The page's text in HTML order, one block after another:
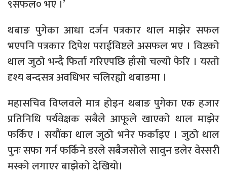
९सफल० भएँ ।’
थबाङ पुगेका आधा दर्जन पत्रकार थाल माझेर सफल
भएपनि पत्रकार दिपेश पराईविष्टले असफल भए । विष्टको
थाल जुठो भन्दै फिर्ता गरिएपछि हाँसो चल्यो फेरि । यस्तो
दृश्य बन्दसत्र अवधिभर चलिरह्यो थबाङमा ।
महासचिव विप्लवले मात्र होइन थबाङ पुगेका एक हजार
प्रतिनिधि पर्यवेक्षक सबैले आफूले खाएको थाल माझेर
फर्किए । सयौंका थाल जुठो भनेर फर्काइए । जुठो थाल
पुनः सफा गर्न फर्किने डरले सबैजसोले सावुन डलेर वेस्सरी
मस्को लगाएर बाझेको देखियो।